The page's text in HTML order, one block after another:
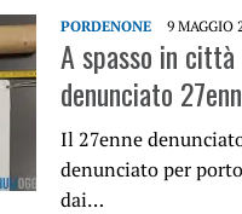
PORDENONE 9 MAGGIO
A spasso in
denunciato
Il 27enne
denunciato per
dai…